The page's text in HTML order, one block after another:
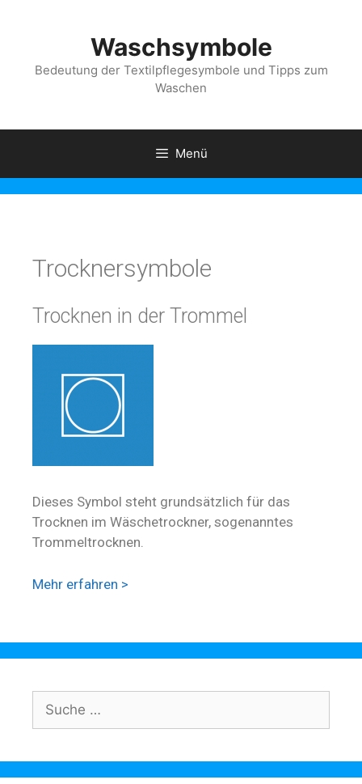
Waschsymbole
Bedeutung der Textilpflegesymbole und Tipps zum
Waschen
Menü
Trocknersymbole
Trocknen in der Trommel
Dieses Symbol steht grundsätzlich für das
Trocknen im Wäschetrockner, sogenanntes
Trommeltrocknen.
Mehr erfahren >